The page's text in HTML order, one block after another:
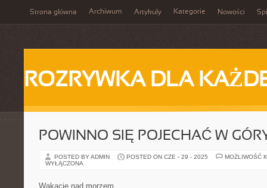
Strona główna Archiwum Artykuły Kategorie Nowości
ROZRYWKA DLA
POWINNO SIĘ POJECHAĆ W
POSTED BY ADMIN POSTED ON CZE - 29 - 2025
MOŻLIWOŚĆ
WYŁĄCZONA
Wakacje nad morzem